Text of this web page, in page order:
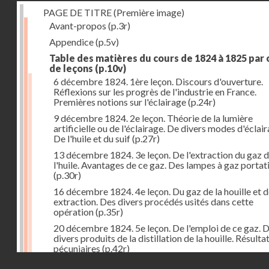
PAGE DE TITRE (Première image)
Avant-propos (p.3r)
Appendice(p.5v)
Table des matières du cours de 1824 à 1825 par
de leçons (p.10v)
6 décembre 1824. 1ère leçon. Discours d'ouverture.
Réflexions sur les progrès de l'industrie en France.
Premières notions sur l'éclairage(p.24r)
9 décembre 1824. 2e leçon. Théorie de la lumière
artificielle ou de l'éclairage. De divers modes
De l'huile et du suif(p.27r)
13 décembre 1824. 3e leçon. De l'extraction du gaz
l'huile. Avantages de ce gaz. Des lampes à gaz
(p.30r)
16 décembre 1824. 4e leçon. Du gaz de la houille et
extraction. Des divers procédés usités dans cette
opération(p.35r)
20 décembre 1824. 5e leçon. De l'emploi de ce gaz.
divers produits de la distillation de la houille.
pécuniaires (p.42r)